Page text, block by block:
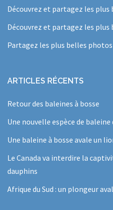
Découvrez et partagez les plus
Découvrez et partagez les
Partagez les plus belles photos
ARTICLES RÉCENTS
Retour des baleines à bosse
Une nouvelle espèce de
Une baleine à bosse avale un
Le Canada va interdire la
dauphins
Afrique du Sud : un plongeur